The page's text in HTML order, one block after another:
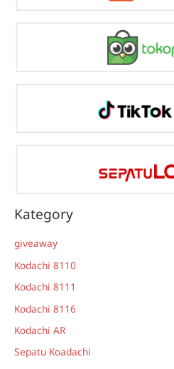
Kategory
giveaway
Kodachi 8110
Kodachi 8111
Kodachi 8116
Kodachi AR
Sepatu Koadachi